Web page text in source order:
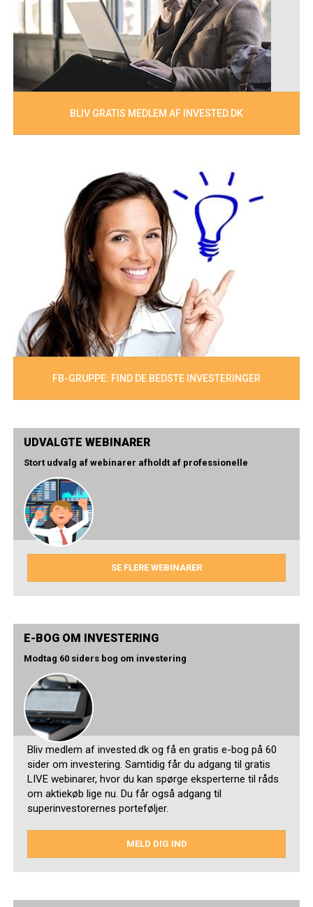
BLIV GRATIS MEDLEM AF INVESTED.DK
FB-GRUPPE: FIND DE BEDSTE INVESTERINGER
UDVALGTE WEBINARER
Stort udvalg af webinarer afholdt af professionelle
SE FLERE WEBINARER
E-BOG OM INVESTERING
Modtag 60 siders bog om investering
Bliv medlem af invested.dk og få en gratis e-bog på 60
sider om investering. Samtidig får du adgang til gratis
LIVE webinarer, hvor du kan spørge eksperterne til råds
om aktiekøb lige nu. Du får også adgang til
superinvestorernes porteføljer.
MELD DIG IND